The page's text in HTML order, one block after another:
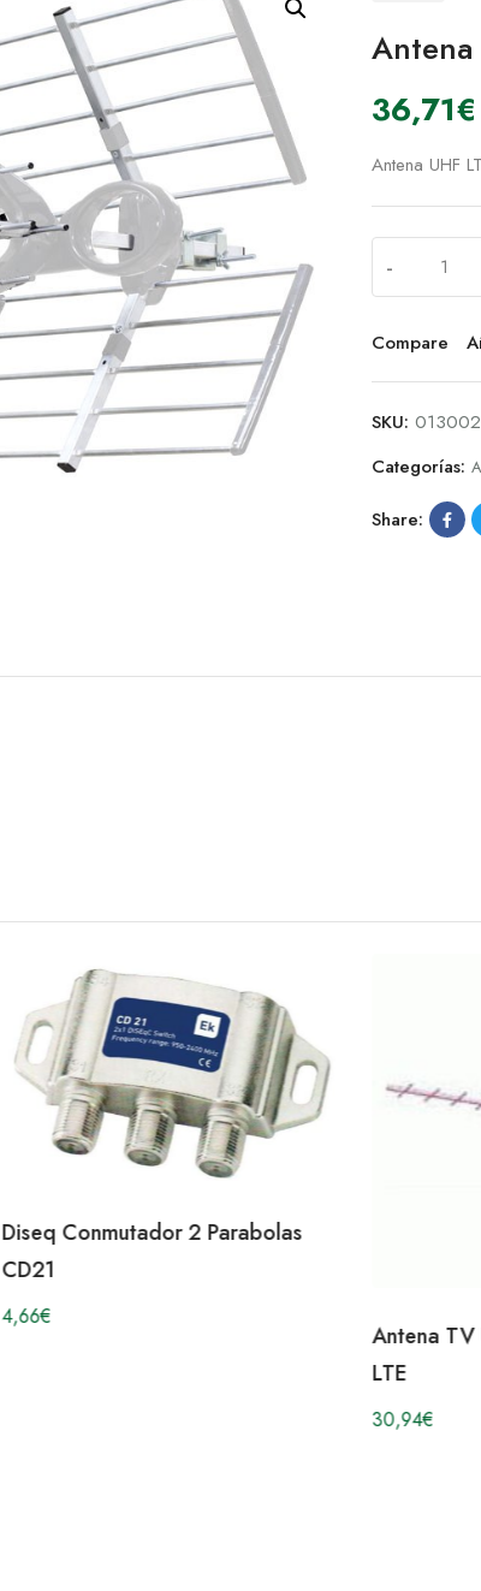
Antena
36,71€
Antena UHF
-
Compare
SKU: 013002
Categorías:
Share:
Diseq Conmutador 2 Parabolas
CD21
4,66€
Antena
LTE
30,94€